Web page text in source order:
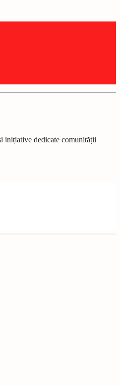
inițiative dedicate comunității